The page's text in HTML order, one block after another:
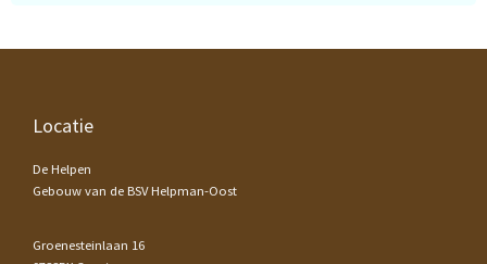
Footer
Locatie
De Helpen
Gebouw van de BSV Helpman-Oost
Groenesteinlaan 16